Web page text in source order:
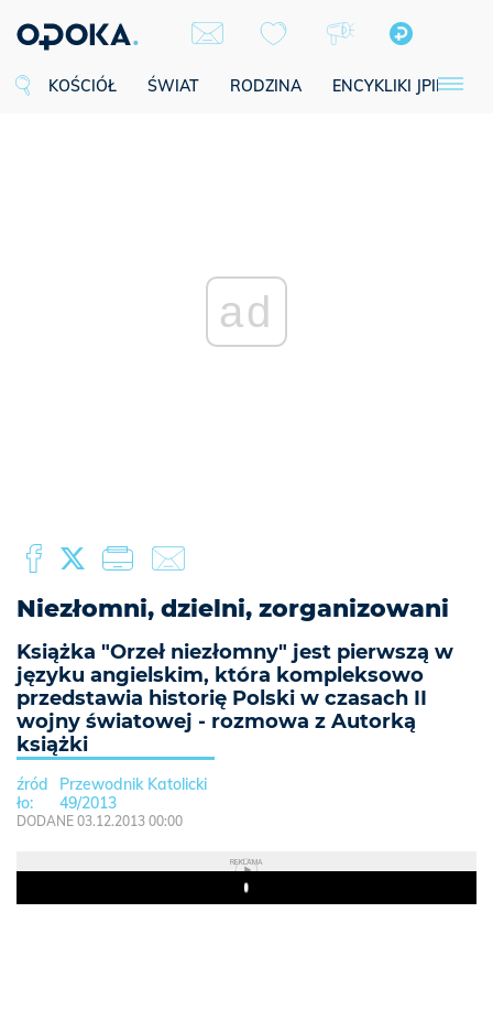
KOŚCIÓŁ ŚWIAT RODZINA ENCYKLIKI JPII
ad
Niezłomni, dzielni, zorganizowani
Książka "Orzeł niezłomny" jest pierwszą w
języku angielskim, która kompleksowo
przedstawia historię Polski w czasach II
wojny światowej - rozmowa z Autorką
książki
Przewodnik Katolicki
49/2013
DODANE 03.12.2013 00:00
REKLAMA
Play